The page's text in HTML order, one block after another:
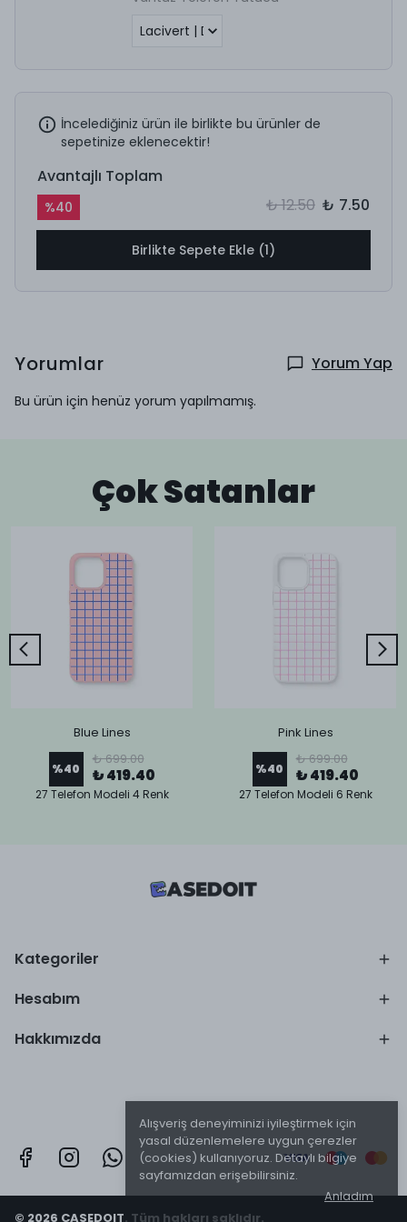
Alışveriş deneyiminizi iyileştirmek için
yasal düzenlemelere uygun çerezler
(cookies) kullanıyoruz. Detaylı bilgiye
sayfamızdan erişebilirsiniz.
Anladım
İncelediğiniz ürün ile birlikte bu ürünler de
sepetinize eklenecektir!
Avantajlı Toplam
%40 ₺ 12.50 ₺ 7.50
Birlikte Sepete Ekle (1)
Yorumlar Yorum Yap
Bu ürün için henüz yorum yapılmamış.
Çok Satanlar
Blue Lines
%40
₺ 699.00
₺ 419.40
27 Telefon Modeli 4 Renk
Pink Lines
%40
₺ 699.00
₺ 419.40
27 Telefon Modeli 6 Renk
Kategoriler
Hesabım
Hakkımızda
© 2026 CASEDOIT. Tüm hakları saklıdır.